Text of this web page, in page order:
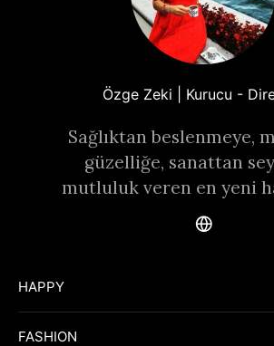
Özge Zeki | Kurucu -
Sağlıktan beslenmeye,
güzelliğe, sanattan
mutluluk veren en yeni
HAPPY
FASHION